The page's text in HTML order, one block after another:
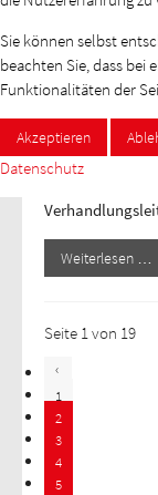
begründeten
aktuelle
das
Mehrbelastung
Jahr 2024
Weiterlesen …
Seite 1 von 19
1
2
3
4
5
Sie können selbst
beachten Sie, dass
Funktionalitäten der
Akzeptieren
Datenschutz